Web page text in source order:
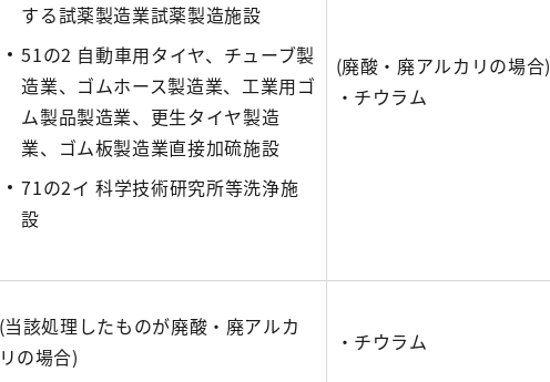
する試薬製造業試薬製造施設
51の2 自動車用タイヤ、チューブ製
造業、ゴムホース製造業、工業用ゴ
ム製品製造業、更生タイヤ製造
業、ゴム板製造業直接加硫施設
71の2イ 科学技術研究所等洗浄施
設
(廃酸・廃アルカリの場合)
・チウラム
(当該処理したものが廃酸・廃アルカ
リの場合)
・チウラム